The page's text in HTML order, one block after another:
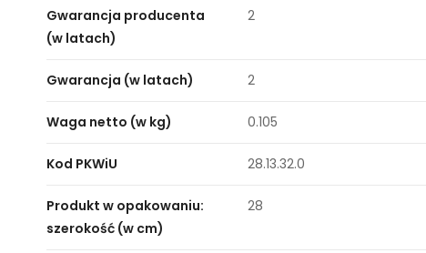
Gwarancja producenta
(w latach)
2
Gwarancja (w latach) 2
Waga netto (w kg) 0.105
Kod PKWiU 28.13.32.0
Produkt w opakowaniu:
szerokość (w cm)
28